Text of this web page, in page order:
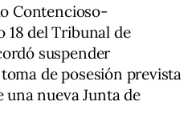
Contencioso-
del Tribunal de
suspender
de posesión prevista
una nueva Junta de